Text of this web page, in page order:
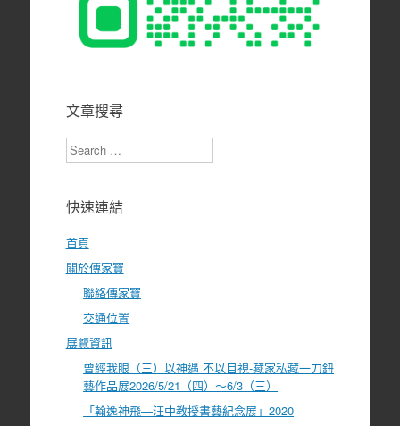
文章搜尋
Search
快速連結
首頁
關於傳家寶
聯絡傳家寶
交通位置
展覽資訊
曾經我眼（三）以神遇 不以目視-藏家私藏一刀鈕
藝作品展2026/5/21（四）～6/3（三）
「翰逸神飛—汪中教授書藝紀念展」2020